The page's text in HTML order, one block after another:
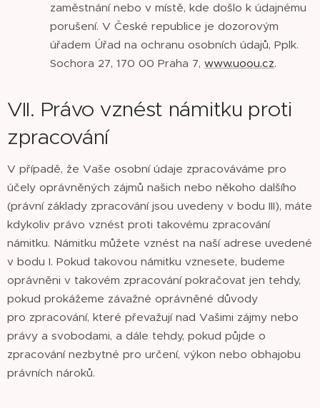
zaměstnání nebo v místě, kde došlo k údajnému
porušení. V České republice je dozorovým
úřadem Úřad na ochranu osobních údajů, Pplk.
Sochora 27, 170 00 Praha 7, www.uoou.cz.
VII. Právo vznést námitku proti
zpracování
V případě, že Vaše osobní údaje zpracováváme pro
účely oprávněných zájmů našich nebo někoho dalšího
(právní základy zpracování jsou uvedeny v bodu III), máte
kdykoliv právo vznést proti takovému zpracování
námitku. Námitku můžete vznést na naší adrese uvedené
v bodu I. Pokud takovou námitku vznesete, budeme
oprávněni v takovém zpracování pokračovat jen tehdy,
pokud prokážeme závažné oprávněné důvody
pro zpracování, které převažují nad Vašimi zájmy nebo
právy a svobodami, a dále tehdy, pokud půjde o
zpracování nezbytné pro určení, výkon nebo obhajobu
právních nároků.